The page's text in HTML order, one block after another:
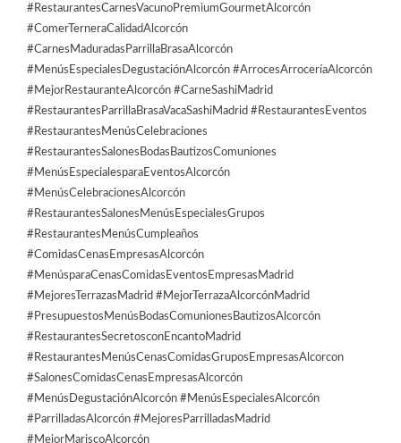
#RestaurantesCarnesVacunoPremiumGourmetAlcorcón
#ComerTerneraCalidadAlcorcón
#CarnesMaduradasParrillaBrasaAlcorcón
#MenúsEspecialesDegustaciónAlcorcón #ArrocesArroceríaAlcorcón
#MejorRestauranteAlcorcón #CarneSashiMadrid
#RestaurantesParrillaBrasaVacaSashiMadrid #RestaurantesEventos
#RestaurantesMenúsCelebraciones
#RestaurantesSalonesBodasBautizosComuniones
#MenúsEspecialesparaEventosAlcorcón
#MenúsCelebracionesAlcorcón
#RestaurantesSalonesMenúsEspecialesGrupos
#RestaurantesMenúsCumpleaños
#ComidasCenasEmpresasAlcorcón
#MenúsparaCenasComidasEventosEmpresasMadrid
#MejoresTerrazasMadrid #MejorTerrazaAlcorcónMadrid
#PresupuestosMenúsBodasComunionesBautizosAlcorcón
#RestaurantesSecretosconEncantoMadrid
#RestaurantesMenúsCenasComidasGruposEmpresasAlcorcon
#SalonesComidasCenasEmpresasAlcorcón
#MenúsDegustaciónAlcorcón #MenúsEspecialesAlcorcón
#ParrilladasAlcorcón #MejoresParrilladasMadrid
#MejorMariscoAlcorcón